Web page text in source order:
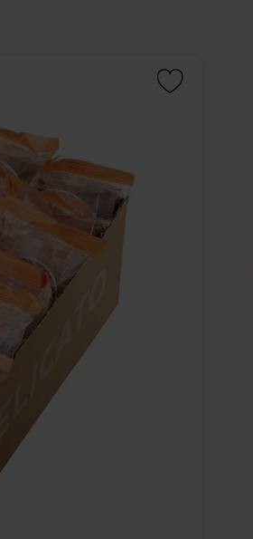
Heading
Rolls Pistach 300g
24.90 kr